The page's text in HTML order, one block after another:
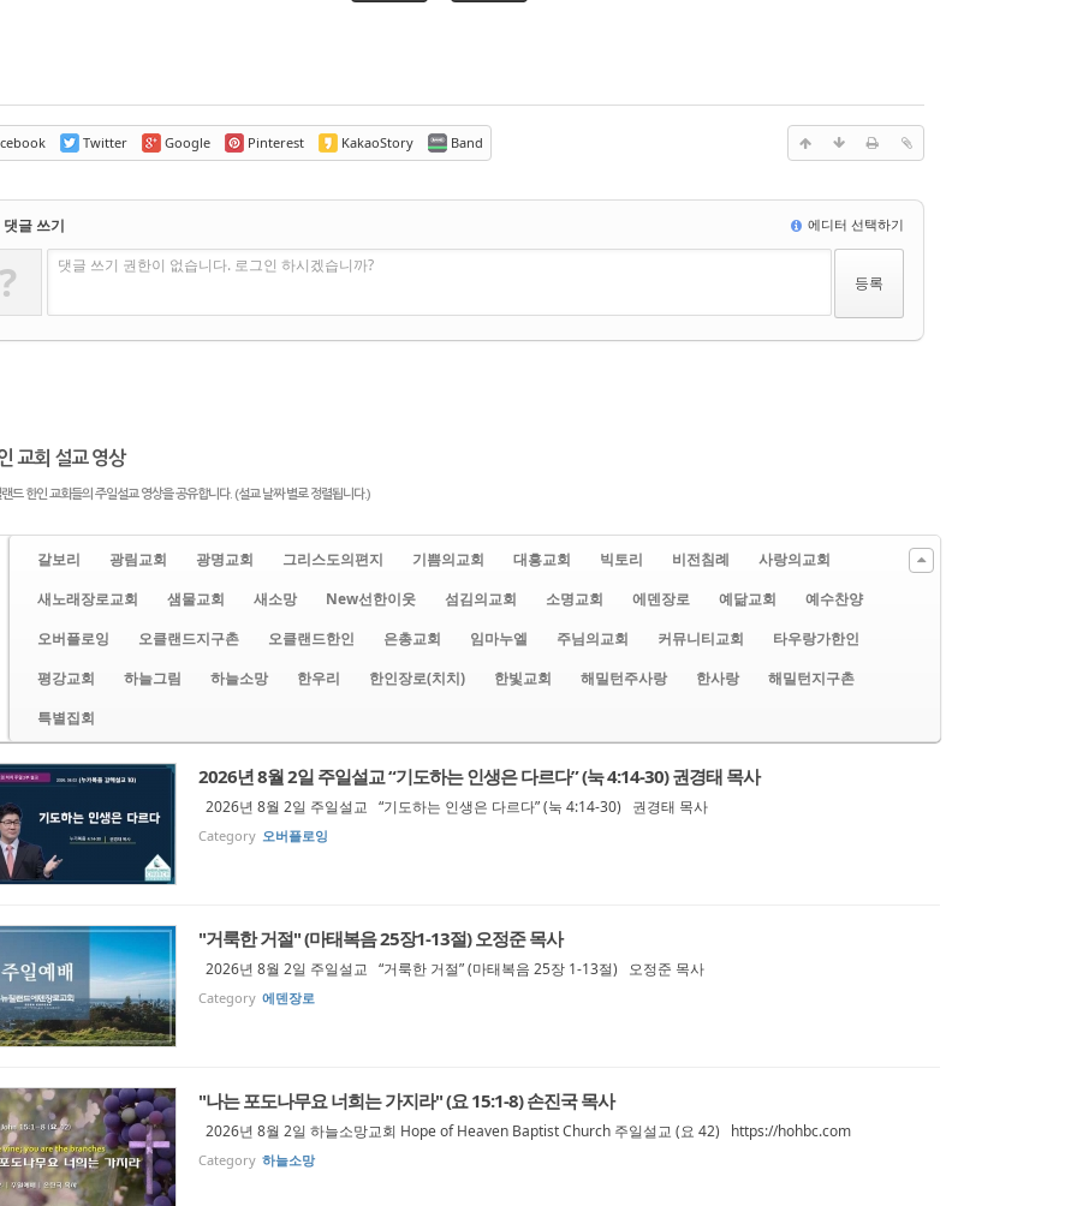
Twitter Google Pinterest KakaoStory Band
댓글 쓰기 에디터 선택하기
? 댓글 쓰기 권한이 없습니다. 로그인 하시겠습니까?
교회 설교 영상
드 한인 교회들의 주일설교 영상을 공유합니다. (설교 날짜 별로 정렬됩니다.)
갈보리 광림교회 광명교회 그리스도의편지 기쁨의교회 대흥교회 빅토리 비전침례
사랑의교회
새노래장로교회
샘물교회 새소망 New선한이웃 섬김의교회 소명교회 에덴장로 예닮교회
예수찬양
오버플로잉
오클랜드지구촌 오클랜드한인 은총교회 임마누엘 주님의교회 커뮤니티교회
타우랑가한인
평강교회
하늘그림 하늘소망 한우리 한인장로(치치) 한빛교회 해밀턴주사랑 한사랑
해밀턴지구촌
특별집회
2026년 8월 2일 주일설교 “기도하는 인생은 다르다” (눅 4:14-30) 권경태 목사
2026년 8월 2일 주일설교 “기도하는 인생은 다르다” (눅 4:14-30) 권경태 목사
Category 오버플로잉
"거룩한 거절" (마태복음 25장1-13절) 오정준 목사
2026년 8월 2일 주일설교 “거룩한 거절” (마태복음 25장 1-13절) 오정준 목사
Category 에덴장로
"나는 포도나무요 너희는 가지라" (요 15:1-8) 손진국 목사
2026년 8월 2일 하늘소망교회 Hope of Heaven Baptist Church 주일설교 (요 42) https://hohbc.com
Category 하늘소망